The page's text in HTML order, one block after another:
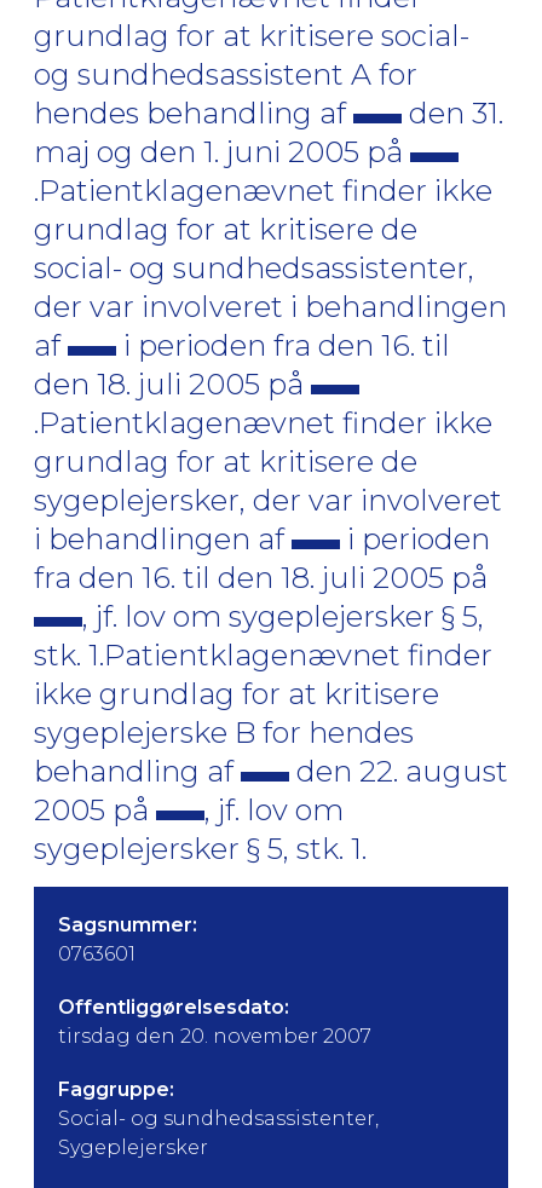
grundlag for at kritisere social-
og sundhedsassistent A for
hendes behandling af
den 31.
maj og den 1. juni 2005 på
.Patientklagenævnet finder ikke
grundlag for at kritisere de
social- og sundhedsassistenter,
der var involveret i behandlingen
af
i perioden fra den 16. til
den 18. juli 2005 på
.Patientklagenævnet finder ikke
grundlag for at kritisere de
sygeplejersker, der var involveret
i behandlingen af
i perioden
fra den 16. til den 18. juli 2005 på
, jf. lov om sygeplejersker § 5,
stk. 1.Patientklagenævnet finder
ikke grundlag for at kritisere
sygeplejerske B for hendes
behandling af
den 22. august
2005 på
, jf. lov om
sygeplejersker § 5, stk. 1.
Sagsnummer:
0763601
Offentliggørelsesdato:
tirsdag den 20. november 2007
Faggruppe:
Social- og sundhedsassistenter,
Sygeplejersker